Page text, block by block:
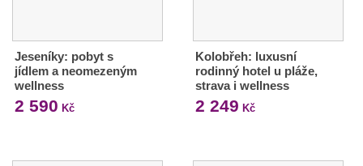
Jeseníky: pobyt s
jídlem a neomezeným
wellness
2 590 Kč
Kolobřeh: luxusní
rodinný hotel u pláže,
strava i wellness
2 249 Kč